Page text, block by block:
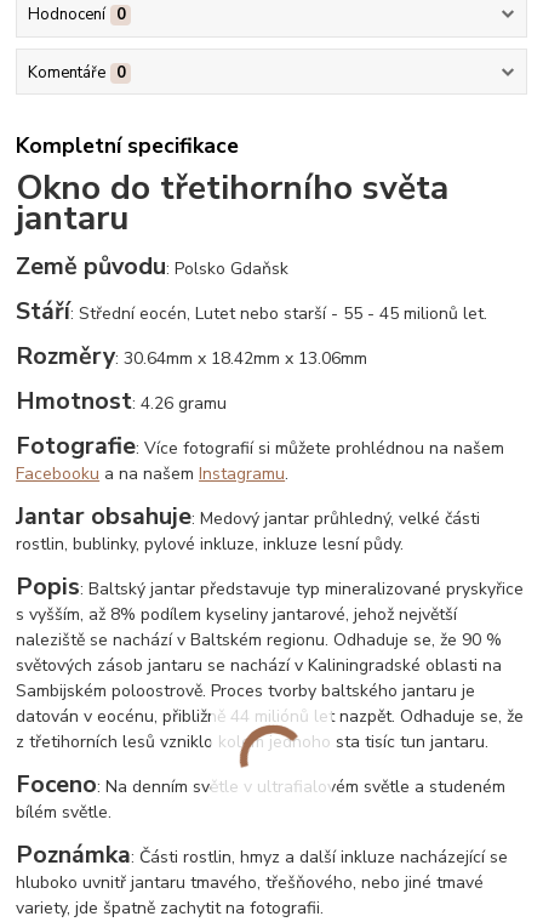
Hodnocení 0
Komentáře 0
Kompletní specifikace
Okno do třetihorního světa
jantaru
Země původu: Polsko Gdaňsk
Stáří: Střední eocén, Lutet nebo starší - 55 - 45 milionů let.
Rozměry: 30.64mm x 18.42mm x 13.06mm
Hmotnost: 4.26 gramu
Fotografie: Více fotografií si můžete prohlédnou na našem
Facebooku a na našemInstagramu.
Jantar obsahuje: Medový jantar průhledný, velké části
rostlin, bublinky, pylové inkluze, inkluze lesní půdy.
Popis: Baltský jantar představuje typ mineralizované pryskyřice
s vyšším, až 8% podílem kyseliny jantarové, jehož největší
naleziště se nachází v Baltském regionu. Odhaduje se, že 90 %
světových zásob jantaru se nachází v Kaliningradské oblasti na
Sambijském poloostrově. Proces tvorby baltského jantaru je
datován v eocénu, přibližně 44 miliónů let nazpět. Odhaduje se, že
z třetihorních lesů vzniklo kolem jednoho sta tisíc tun jantaru.
Foceno: Na denním světle v ultrafialovém světle a studeném
bílém světle.
Poznámka: Části rostlin, hmyz a další inkluze nacházející se
hluboko uvnitř jantaru tmavého, třešňového, nebo jiné tmavé
variety, jde špatně zachytit na fotografii.